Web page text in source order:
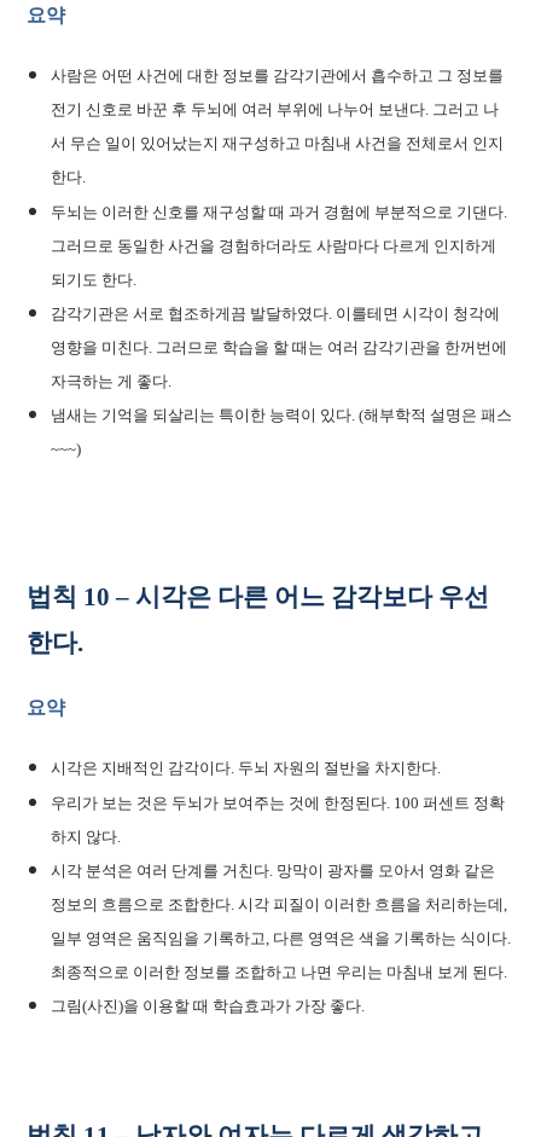
요약
사람은 어떤 사건에 대한 정보를 감각기관에서 흡수하고 그 정보를
전기 신호로 바꾼 후 두뇌에 여러 부위에 나누어 보낸다. 그러고 나
서 무슨 일이 있어났는지 재구성하고 마침내 사건을 전체로서 인지
한다.
두뇌는 이러한 신호를 재구성할 때 과거 경험에 부분적으로 기댄다.
그러므로 동일한 사건을 경험하더라도 사람마다 다르게 인지하게
되기도 한다.
감각기관은 서로 협조하게끔 발달하였다. 이를테면 시각이 청각에
영향을 미친다. 그러므로 학습을 할 때는 여러 감각기관을 한꺼번에
자극하는 게 좋다.
냄새는 기억을 되살리는 특이한 능력이 있다. (해부학적 설명은 패스
~~~)
법칙 10 – 시각은 다른 어느 감각보다 우선
한다.
요약
시각은 지배적인 감각이다. 두뇌 자원의 절반을 차지한다.
우리가 보는 것은 두뇌가 보여주는 것에 한정된다. 100 퍼센트 정확
하지 않다.
시각 분석은 여러 단계를 거친다. 망막이 광자를 모아서 영화 같은
정보의 흐름으로 조합한다. 시각 피질이 이러한 흐름을 처리하는데,
일부 영역은 움직임을 기록하고, 다른 영역은 색을 기록하는 식이다.
최종적으로 이러한 정보를 조합하고 나면 우리는 마침내 보게 된다.
그림(사진)을 이용할 때 학습효과가 가장 좋다.